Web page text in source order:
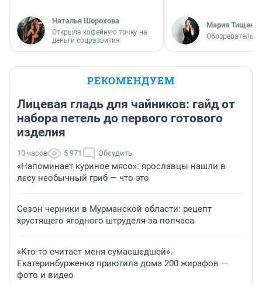
Наталья Шорохова
Открыла кофейную точку на
деньги соцразвития
Мария Тищенко
Обозреватель
РЕКОМЕНДУЕМ
Лицевая гладь для чайников: гайд от
набора петель до первого готового
изделия
10 часов 5 971 Обсудить
«Напоминает куриное мясо»: ярославцы нашли в
лесу необычный гриб — что это
Сезон черники в Мурманской области: рецепт
хрустящего ягодного штруделя за полчаса
«Кто-то считает меня сумасшедшей».
Екатеринбурженка приютила дома 200 жирафов —
фото и видео